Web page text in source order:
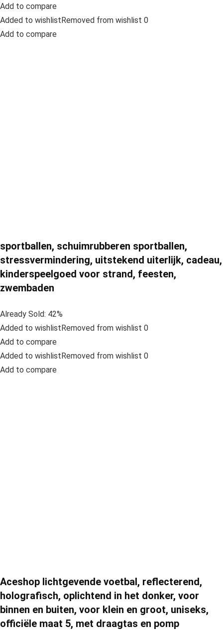
Add to compare
Added to wishlistRemoved from wishlist 0
Add to compare
sportballen, schuimrubberen sportballen,
stressvermindering, uitstekend uiterlijk, cadeau,
kinderspeelgoed voor strand, feesten,
zwembaden
Already Sold: 42%
Added to wishlistRemoved from wishlist 0
Add to compare
Added to wishlistRemoved from wishlist 0
Add to compare
Aceshop lichtgevende voetbal, reflecterend,
holografisch, oplichtend in het donker, voor
binnen en buiten, voor klein en groot, uniseks,
officiële maat 5, met draagtas en pomp